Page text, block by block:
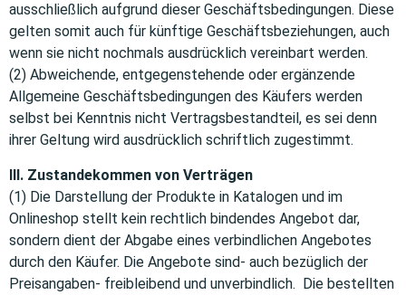
ausschließlich aufgrund dieser Geschäftsbedingungen. Diese
gelten somit auch für künftige Geschäftsbeziehungen, auch
wenn sie nicht nochmals ausdrücklich vereinbart werden.
(2) Abweichende, entgegenstehende oder ergänzende
Allgemeine Geschäftsbedingungen des Käufers werden
selbst bei Kenntnis nicht Vertragsbestandteil, es sei denn
ihrer Geltung wird ausdrücklich schriftlich zugestimmt.
III. Zustandekommen von Verträgen
(1) Die Darstellung der Produkte in Katalogen und im
Onlineshop stellt kein rechtlich bindendes Angebot dar,
sondern dient der Abgabe eines verbindlichen Angebotes
durch den Käufer. Die Angebote sind- auch bezüglich der
Preisangaben- freibleibend und unverbindlich. Die bestellten